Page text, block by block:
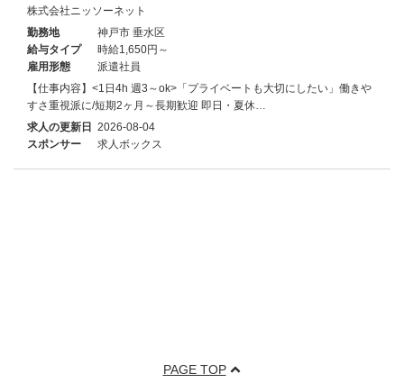
株式会社ニッソーネット
勤務地
神戸市 垂水区
給与タイプ
時給1,650円～
雇用形態
派遣社員
【仕事内容】<1日4h 週3～ok>「プライベートも大切にしたい」働きや
すさ重視派に/短期2ヶ月～長期歓迎 即日・夏休…
求人の更新日 2026-08-04
スポンサー
求人ボックス
PAGE TOP